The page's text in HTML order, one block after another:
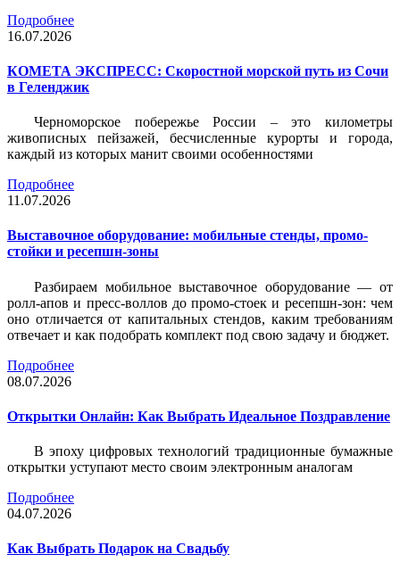
Подробнее
16.07.2026
КОМЕТА ЭКСПРЕСС: Скоростной морской путь из Сочи
в Геленджик
Черноморское побережье России – это километры
живописных пейзажей, бесчисленные курорты и города,
каждый из которых манит своими особенностями
Подробнее
11.07.2026
Выставочное оборудование: мобильные стенды, промо-
стойки и ресепшн-зоны
Разбираем мобильное выставочное оборудование — от
ролл-апов и пресс-воллов до промо-стоек и ресепшн-зон: чем
оно отличается от капитальных стендов, каким требованиям
отвечает и как подобрать комплект под свою задачу и бюджет.
Подробнее
08.07.2026
Открытки Онлайн: Как Выбрать Идеальное Поздравление
В эпоху цифровых технологий традиционные бумажные
открытки уступают место своим электронным аналогам
Подробнее
04.07.2026
Как Выбрать Подарок на Свадьбу